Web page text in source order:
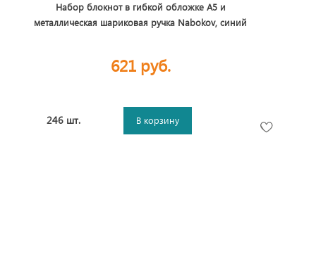
Набор блокнот в гибкой обложке А5 и
металлическая шариковая ручка Nabokov, синий
621 руб.
246 шт. В корзину